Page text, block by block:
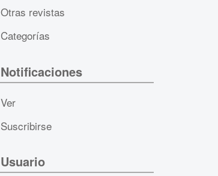
Otras revistas
Categorías
Notificaciones
Ver
Suscribirse
Usuario